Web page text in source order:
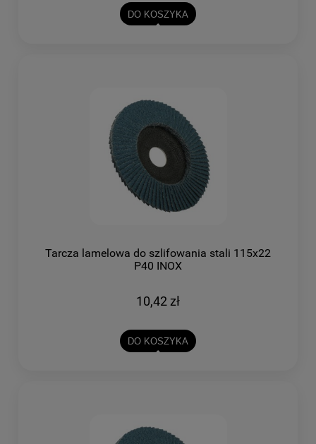
DO KOSZYKA
Tarcza lamelowa do szlifowania stali 115x22
P40 INOX
10,42 zł
DO KOSZYKA